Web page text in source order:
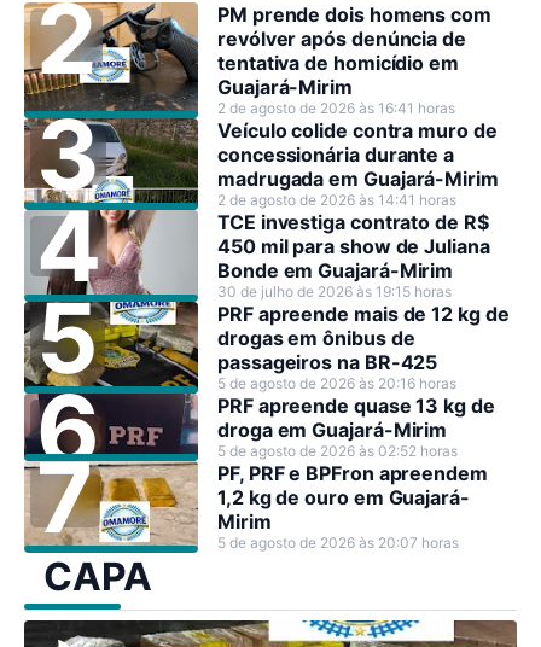
PM prende dois homens com
revólver após denúncia de
tentativa de homicídio em
Guajará-Mirim
2 de agosto de 2026 às 16:41 horas
Veículo colide contra muro de
concessionária durante a
madrugada em Guajará-Mirim
2 de agosto de 2026 às 14:41 horas
TCE investiga contrato de R$
450 mil para show de Juliana
Bonde em Guajará-Mirim
30 de julho de 2026 às 19:15 horas
PRF apreende mais de 12 kg de
drogas em ônibus de
passageiros na BR-425
5 de agosto de 2026 às 20:16 horas
PRF apreende quase 13 kg de
droga em Guajará-Mirim
5 de agosto de 2026 às 02:52 horas
PF, PRF e BPFron apreendem
1,2 kg de ouro em Guajará-
Mirim
5 de agosto de 2026 às 20:07 horas
CAPA